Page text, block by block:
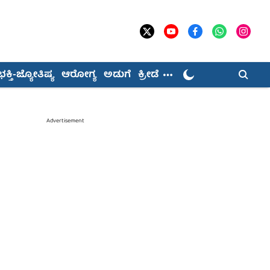
ಜ್ಯೋತಿಷ್ಯ ಆರೋಗ್ಯ ಅಡುಗೆ ಕ್ರೀಡೆ
Advertisement